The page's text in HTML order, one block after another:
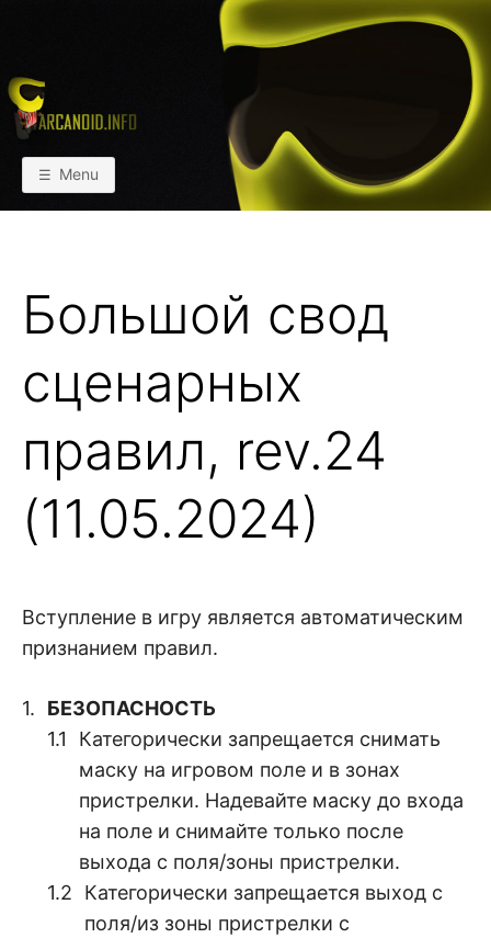
АРКАИНФО
Пейнтбол vs Paintball
Menu
Большой свод
сценарных
правил, rev.24
(11.05.2024)
Вступление в игру является автоматическим
признанием правил.
БЕЗОПАСНОСТЬ
Категорически запрещается снимать
маску на игровом поле и в зонах
пристрелки. Надевайте маску до входа
на поле и снимайте только после
выхода с поля/зоны пристрелки.
Категорически запрещается выход с
поля/из зоны пристрелки с